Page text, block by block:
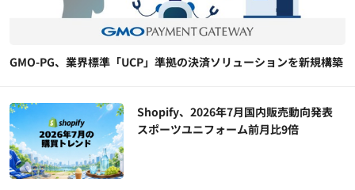
GMO-PG、業界標準「UCP」準拠の決済ソリューションを新規構築
Shopify、2026年7月国内販売動向発表
スポーツユニフォーム前月比9倍